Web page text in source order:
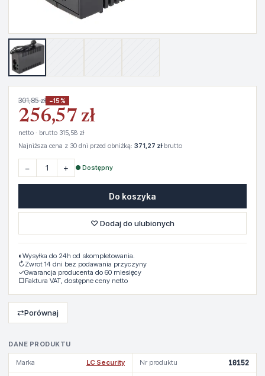
DANE PRODUKTU
Marka LC Security Nr produktu 10152
301,85 zł −15%
256,57 zł
netto · brutto 315,58 zł
Najniższa cena z 30 dni przed obniżką: 371,27 złbrutto
− + ● Dostępny
Do koszyka
♡ Dodaj do ulubionych
◐ Wysyłka do 24h od skompletowania.
↻Zwrot 14 dni bez podawania przyczyny
✓Gwarancja producenta do 60 miesięcy
▢Faktura VAT, dostępne ceny netto
⇄Porównaj